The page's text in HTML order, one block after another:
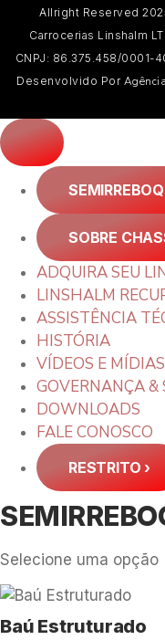
Allright Reserved
Carrocerias Linshalm
CNPJ: 86.375.458/0001-
Desenvolvido Por
SOBRE
ADQUIRA SEU
LINSHALM
ASSISTÊNCIA
HISTÓRIA
VÍDEOS E MÍDIAS
GOVERNANÇA
DOWNLOADS
FALE CONOSCO
RESTRITO ›
Selecione uma opção
Baú Estruturado